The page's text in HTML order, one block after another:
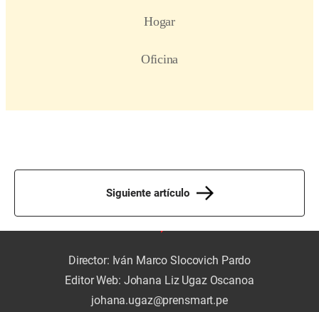
Siguiente artículo
Director: Iván Marco Slocovich Pardo
Editor Web: Johana Liz Ugaz Oscanoa
johana.ugaz@prensmart.pe